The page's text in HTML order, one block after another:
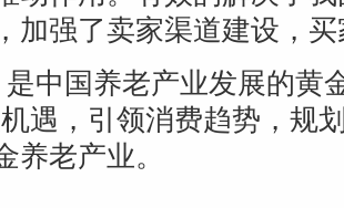
加强了卖家渠道建设，
中国养老产业发展的黄
遇，引领消费趋势，规
养老产业。